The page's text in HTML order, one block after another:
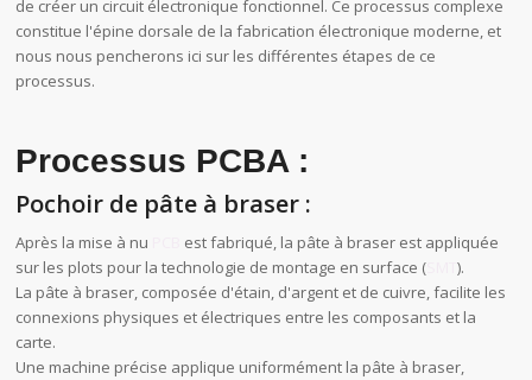
de créer un circuit électronique fonctionnel. Ce processus complexe
constitue l'épine dorsale de la fabrication électronique moderne, et
nous nous pencherons ici sur les différentes étapes de ce
processus.
Processus PCBA :
Pochoir de pâte à braser :
Après la mise à nu
est fabriqué, la pâte à braser est appliquée
sur les plots pour la technologie de montage en surface ( SMT).
La pâte à braser, composée d'étain, d'argent et de cuivre, facilite les
connexions physiques et électriques entre les composants et la
carte.
Une machine précise applique uniformément la pâte à braser,